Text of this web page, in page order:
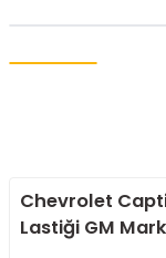
Chevrolet
Lastiği GM